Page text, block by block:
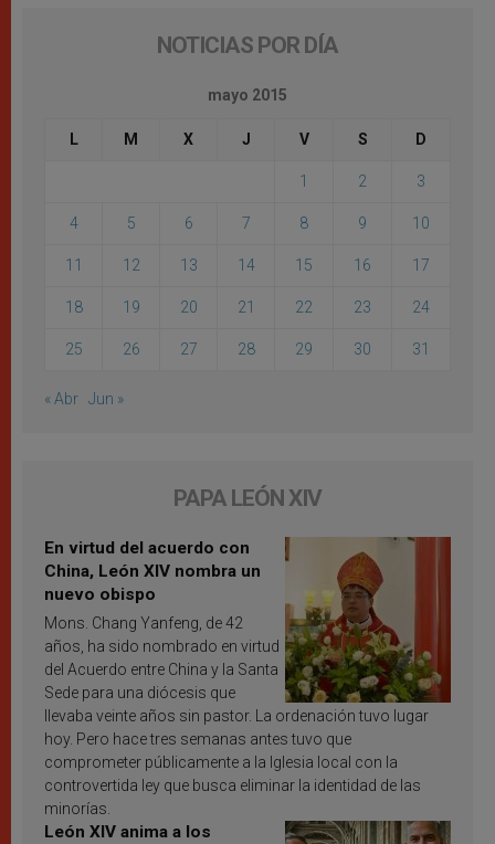
NOTICIAS POR DÍA
mayo 2015
L M X J V S D
1 2 3
4 5 6 7 8 9 10
11 12 13 14 15 16 17
18 19 20 21 22 23 24
25 26 27 28 29 30 31
« Abr Jun »
PAPA LEÓN XIV
En virtud del acuerdo con
China, León XIV nombra un
nuevo obispo
Mons. Chang Yanfeng, de 42
años, ha sido nombrado en virtud
del Acuerdo entre China y la Santa
Sede para una diócesis que
llevaba veinte años sin pastor. La ordenación tuvo lugar
hoy. Pero hace tres semanas antes tuvo que
comprometer públicamente a la Iglesia local con la
controvertida ley que busca eliminar la identidad de las
minorías.
León XIV anima a los